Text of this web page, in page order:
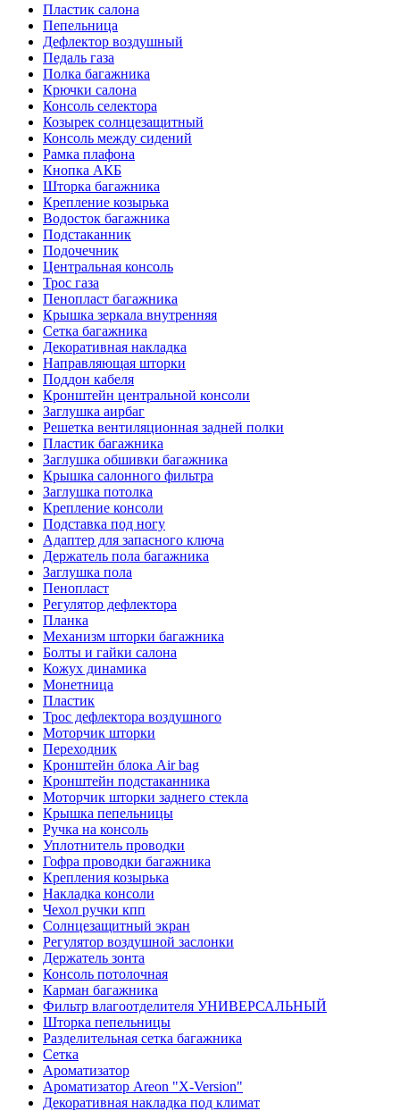
Пластик салона
Пепельница
Дефлектор воздушный
Педаль газа
Полка багажника
Крючки салона
Консоль селектора
Козырек солнцезащитный
Консоль между сидений
Рамка плафона
Кнопка АКБ
Шторка багажника
Крепление козырька
Водосток багажника
Подстаканник
Подочечник
Центральная консоль
Трос газа
Пенопласт багажника
Крышка зеркала внутренняя
Сетка багажника
Декоративная накладка
Направляющая шторки
Поддон кабеля
Кронштейн центральной консоли
Заглушка аирбаг
Решетка вентиляционная задней полки
Пластик багажника
Заглушка обшивки багажника
Крышка салонного фильтра
Заглушка потолка
Крепление консоли
Подставка под ногу
Адаптер для запасного ключа
Держатель пола багажника
Заглушка пола
Пенопласт
Регулятор дефлектора
Планка
Механизм шторки багажника
Болты и гайки салона
Кожух динамика
Монетница
Пластик
Трос дефлектора воздушного
Моторчик шторки
Переходник
Кронштейн блока Air bag
Кронштейн подстаканника
Моторчик шторки заднего стекла
Крышка пепельницы
Ручка на консоль
Уплотнитель проводки
Гофра проводки багажника
Крепления козырька
Накладка консоли
Чехол ручки кпп
Солнцезащитный экран
Регулятор воздушной заслонки
Держатель зонта
Консоль потолочная
Карман багажника
Фильтр влагоотделителя УНИВЕРСАЛЬНЫЙ
Шторка пепельницы
Разделительная сетка багажника
Сетка
Ароматизатор
Ароматизатор Areon "X-Version"
Декоративная накладка под климат